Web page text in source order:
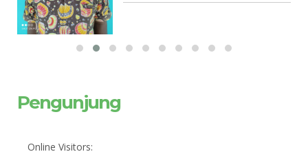
Pengunjung
Online Visitors: